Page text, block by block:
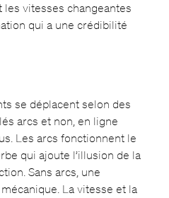
vitesses changeantes
qui a une crédibilité
se déplacent selon des
arcs et non, en ligne
Les arcs fonctionnent le
qui ajoute l’illusion de la
Sans arcs, une
La vitesse et la